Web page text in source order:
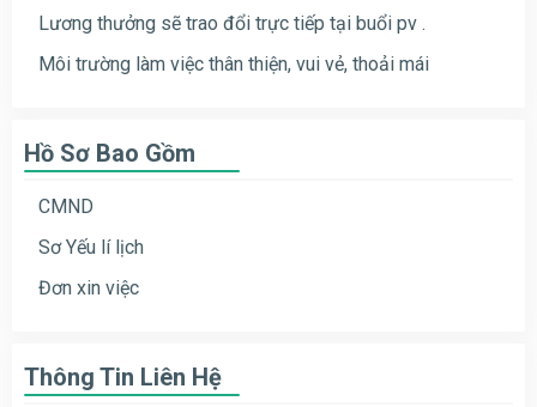
Lương thưởng sẽ trao đổi trực tiếp tại buổi pv .
Môi trường làm việc thân thiện, vui vẻ, thoải mái
Hồ Sơ Bao Gồm
CMND
Sơ Yếu lí lịch
Đơn xin việc
Thông Tin Liên Hệ